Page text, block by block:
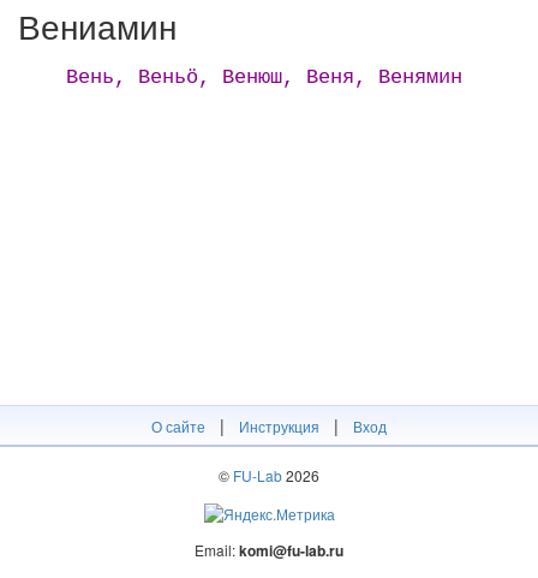
Вениамин
Вень, Веньӧ, Венюш, Веня, Венямин
О сайте | Инструкция | Вход
© FU-Lab2026
Email:komi@fu-lab.ru